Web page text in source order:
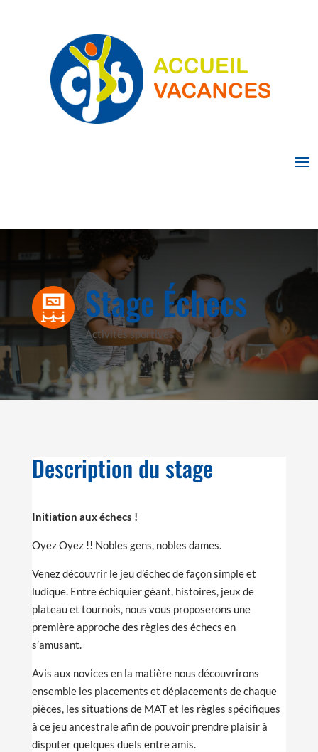
Stage Échecs
Activités sportives
Description du stage
Initiation aux échecs !
Oyez Oyez !! Nobles gens, nobles dames.
Venez découvrir le jeu d’échec de façon simple et
ludique. Entre échiquier géant, histoires, jeux de
plateau et tournois, nous vous proposerons une
première approche des règles des échecs en
s’amusant.
Avis aux novices en la matière nous découvrirons
ensemble les placements et déplacements de chaque
pièces, les situations de MAT et les règles spécifiques
à ce jeu ancestrale afin de pouvoir prendre plaisir à
disputer quelques duels entre amis.